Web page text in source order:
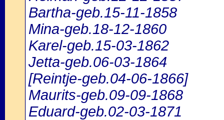
Bartha-geb.15-11-1858
Mina-geb.18-12-1860
Karel-geb.15-03-1862
Jetta-geb.06-03-1864
[Reintje-geb.04-06-1866]
Maurits-geb.09-09-1868
Eduard-geb.02-03-1871